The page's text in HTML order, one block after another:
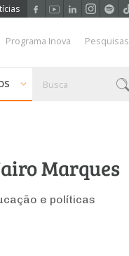
Programa Inova Pesquisas
Marques
e políticas